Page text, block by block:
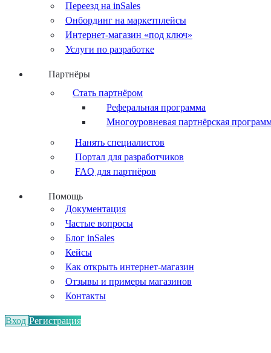
Переезд на inSales
Онбординг на маркетплейсы
Интернет-магазин «под ключ»
Услуги по разработке
Партнёры
Стать партнёром
Реферальная программа
Многоуровневая партнёрская
Нанять специалистов
Портал для разработчиков
FAQ для партнёров
Помощь
Документация
Частые вопросы
Блог inSales
Кейсы
Как открыть интернет-магазин
Отзывы и примеры магазинов
Контакты
Вход Регистрация